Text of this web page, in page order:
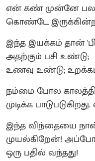
என் கண் முன்னே பல
கொண்டே
இந்த இயக்கம் தான்
அதற்கும் பசி உண்டு;
உணவு உண்டு;
நம்மை போல
முடிக்க
இந்த விந்தையை நான்
முயல்கிறேன்!
ஒரு பதில் வந்தது!